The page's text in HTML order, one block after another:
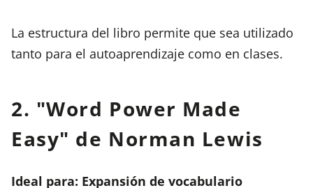
La estructura del libro permite que sea utilizado
tanto para el autoaprendizaje como en clases.
2. "Word Power Made
Easy" de Norman Lewis
Ideal para: Expansión de vocabulario